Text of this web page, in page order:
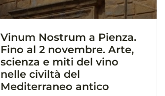
Vinum Nostrum a Pienza.
Fino al 2 novembre. Arte,
scienza e miti del vino
nelle civiltà del
Mediterraneo antico